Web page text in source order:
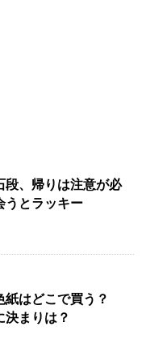
段、帰りは注意が必
うとラッキー
紙はどこで買う？
決まりは？